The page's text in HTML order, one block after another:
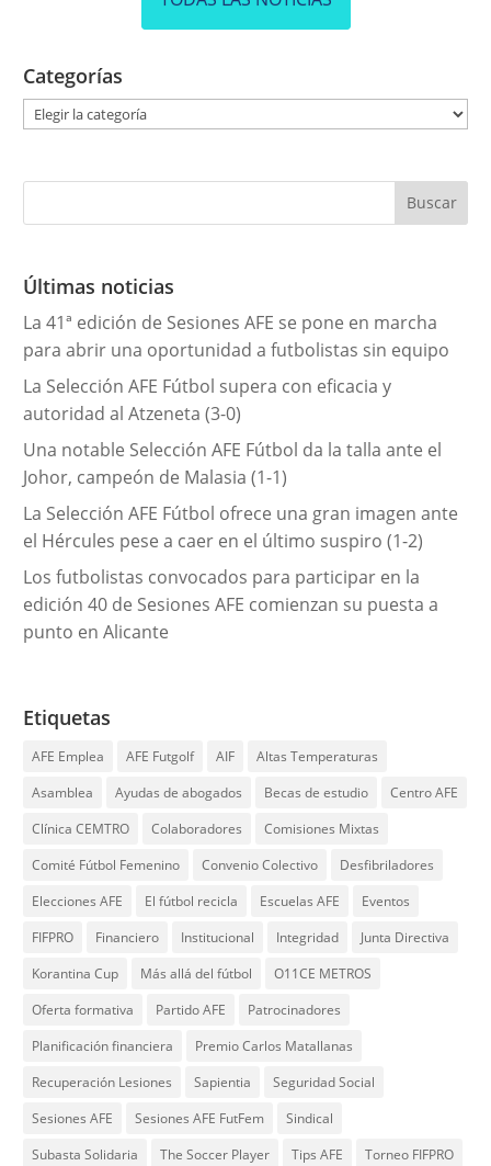
Categorías
g
r
a
s
Últimas noticias
La 41ª edición de Sesiones AFE se pone en marcha
para abrir una oportunidad a futbolistas sin equipo
La Selección AFE Fútbol supera con eficacia y
autoridad al Atzeneta (3-0)
Una notable Selección AFE Fútbol da la talla ante el
Johor, campeón de Malasia (1-1)
La Selección AFE Fútbol ofrece una gran imagen ante
el Hércules pese a caer en el último suspiro (1-2)
Los futbolistas convocados para participar en la
edición 40 de Sesiones AFE comienzan su puesta a
punto en Alicante
Etiquetas
AFE Emplea AFE Futgolf AIF
Altas Temperaturas
Asamblea
Ayudas de abogados Becas de estudio
Centro AFE
Clínica CEMTRO
Colaboradores
Comisiones Mixtas
Comité Fútbol Femenino
Convenio Colectivo
Desfibriladores
Elecciones AFE
El fútbol recicla Escuelas AFE
Eventos
FIFPRO
Financiero Institucional Integridad
Junta Directiva
Korantina Cup
Más allá del fútbol
O11CE METROS
Oferta formativa
Partido AFE
Patrocinadores
Planificación financiera
Premio Carlos Matallanas
Recuperación Lesiones
Sapientia
Seguridad Social
Sesiones AFE
Sesiones AFE FutFem
Sindical
Subasta Solidaria
The Soccer Player Tips AFE
Torneo FIFPRO